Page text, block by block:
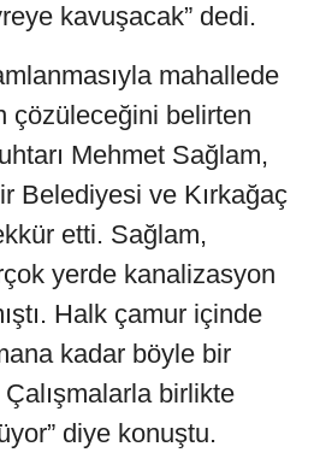
kavuşacak” dedi.
mahallede
çözüleceğini belirten
Mehmet Sağlam,
Belediyesi ve Kırkağaç
etti. Sağlam,
yerde kanalizasyon
Halk çamur içinde
kadar böyle bir
birlikte
diye konuştu.